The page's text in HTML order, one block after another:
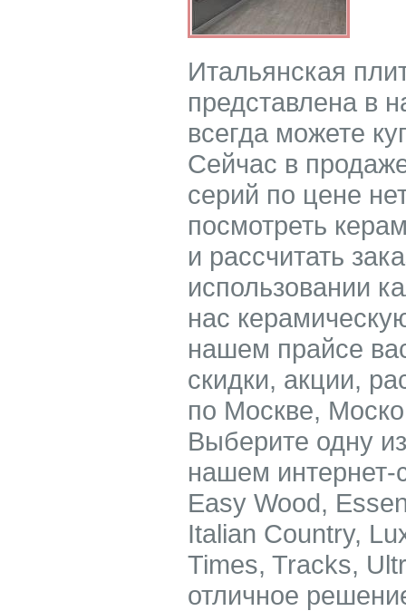
Итальянская
представлена в
всегда можете
Сейчас в
серий по цене
посмотреть
и рассчитать
использовании
нас
нашем прайсе
скидки, акции,
по Москве,
Выберите одну
нашем интернет-
Easy Wood,
Italian Country,
Times, Tracks,
отличное